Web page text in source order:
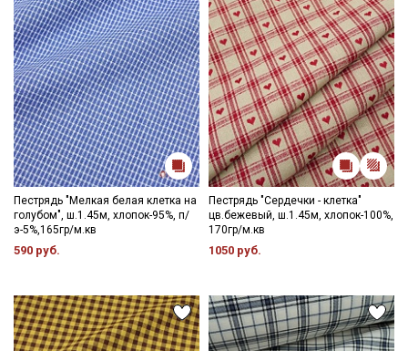
Пестрядь "Мелкая белая клетка на
голубом", ш.1.45м, хлопок-95%, п/
э-5%,165гр/м.кв
590 руб.
Пестрядь "Сердечки - клетка"
цв.бежевый, ш.1.45м, хлопок-100%,
170гр/м.кв
1050 руб.